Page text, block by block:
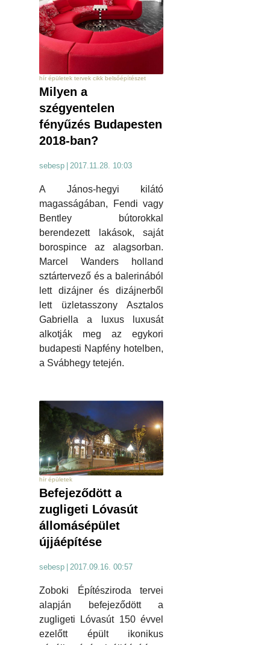
hír épületek tervek cikk belsőépítészet
Milyen a
szégyentelen
fényűzés Budapesten
2018-ban?
sebesp 2017.11.28. 10:03
A János-hegyi kilátó
magasságában, Fendi vagy
Bentley bútorokkal
berendezett lakások, saját
borospince az alagsorban.
Marcel Wanders holland
sztártervező és a balerinából
lett dizájner és dizájnerből
lett üzletasszony Asztalos
Gabriella a luxus luxusát
alkotják meg az egykori
budapesti Napfény hotelben,
a Svábhegy tetején.
hír épületek
Befejeződött a
zugligeti Lóvasút
állomásépület
újjáépítése
sebesp 2017.09.16. 00:57
Zoboki Építésziroda tervei
alapján befejeződött a
zugligeti Lóvasút 150 évvel
ezelőtt épült ikonikus